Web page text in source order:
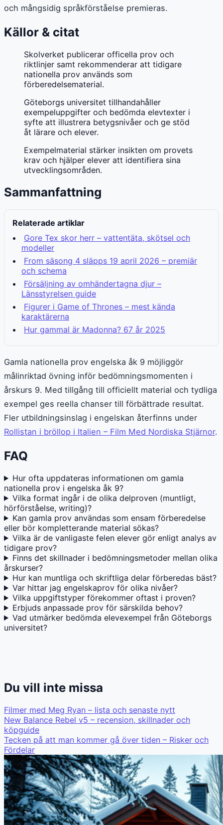
och mångsidig språkförståelse premieras.
Källor & citat
Skolverket publicerar officella prov och
riktlinjer samt rekommenderar att tidigare
nationella prov används som
förberedelsematerial.
Göteborgs universitet tillhandahåller
exempeluppgifter och bedömda elevtexter i
syfte att illustrera betygsnivåer och ge stöd
åt lärare och elever.
Exempelmaterial stärker insikten om provets
krav och hjälper elever att identifiera sina
utvecklingsområden.
Sammanfattning
Relaterade artiklar
Gore Tex skor herr – vattentäta, skötsel och
modeller
From säsong 4 släpps 19 april 2026 – premiär
och schema
Försäljning av omhändertagna djur –
Länsstyrelsen guide
Figurer i Game of Thrones – mest kända
karaktärerna
Hur gammal är Madonna? 67 år 2025
Gamla nationella prov engelska åk 9 möjliggör
målinriktad övning inför bedömningsmomenten i
årskurs 9. Med tillgång till officiellt material och tydliga
exempel ges reella chanser till förbättrade resultat.
Fler utbildningsinslag i engelskan återfinns under
Rollistan i bröllop i Italien – Film Med Nordiska Stjärnor.
FAQ
Hur ofta uppdateras informationen om gamla
nationella prov i engelska åk 9?
Vilka format ingår i de olika delproven (muntligt,
hörförståelse, writing)?
Kan gamla prov användas som ensam förberedelse
eller bör kompletterande material sökas?
Vilka är de vanligaste felen elever gör enligt analys av
tidigare prov?
Finns det skillnader i bedömningsmetoder mellan olika
årskurser?
Hur kan muntliga och skriftliga delar förberedas bäst?
Var hittar jag engelskaprov för olika nivåer?
Vilka uppgiftstyper förekommer oftast i proven?
Erbjuds anpassade prov för särskilda behov?
Vad utmärker bedömda elevexempel från Göteborgs
universitet?
Du vill inte missa
Filmer med Meg Ryan – lista och senaste nytt
New Balance Rebel v5 – recension, skillnader och
köpguide
Tecken på att man kommer gå över tiden – Risker och
Fördelar